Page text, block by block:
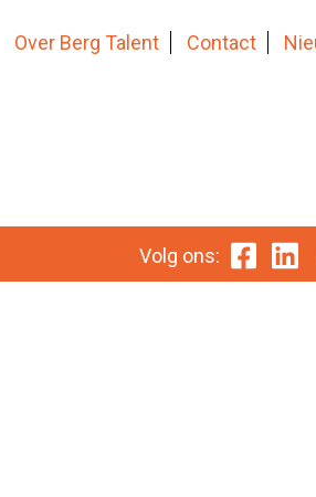
Over Berg Talent Contact
Volg ons: